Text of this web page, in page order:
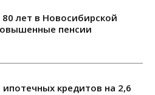
лет в Новосибирской
пенсии
кредитов на 2,6